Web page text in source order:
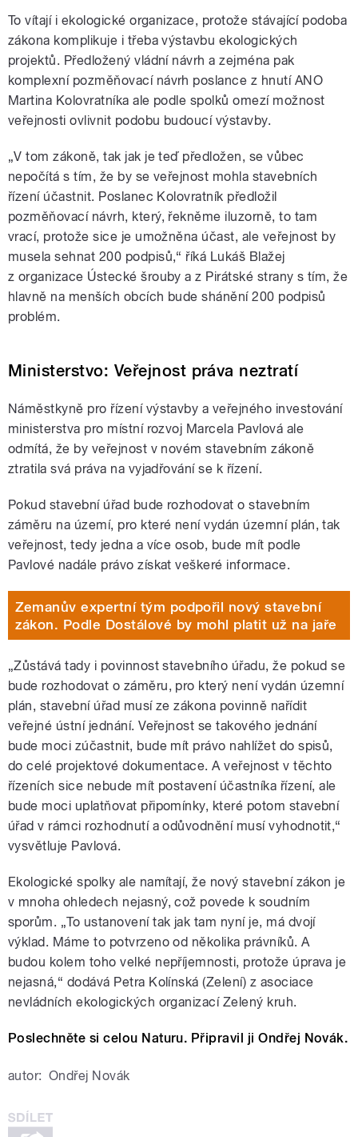
To vítají i ekologické organizace, protože stávající podoba
zákona komplikuje i třeba výstavbu ekologických
projektů. Předložený vládní návrh a zejména pak
komplexní pozměňovací návrh poslance z hnutí ANO
Martina Kolovratníka ale podle spolků omezí možnost
veřejnosti ovlivnit podobu budoucí výstavby.
„V tom zákoně, tak jak je teď předložen, se vůbec
nepočítá s tím, že by se veřejnost mohla stavebních
řízení účastnit. Poslanec Kolovratník předložil
pozměňovací návrh, který, řekněme iluzorně, to tam
vrací, protože sice je umožněna účast, ale veřejnost by
musela sehnat 200 podpisů,“ říká Lukáš Blažej
z organizace Ústecké šrouby a z Pirátské strany s tím, že
hlavně na menších obcích bude shánění 200 podpisů
problém.
Ministerstvo: Veřejnost práva neztratí
Náměstkyně pro řízení výstavby a veřejného investování
ministerstva pro místní rozvoj Marcela Pavlová ale
odmítá, že by veřejnost v novém stavebním zákoně
ztratila svá práva na vyjadřování se k řízení.
Pokud stavební úřad bude rozhodovat o stavebním
záměru na území, pro které není vydán územní plán, tak
veřejnost, tedy jedna a více osob, bude mít podle
Pavlové nadále právo získat veškeré informace.
Zemanův expertní tým podpořil nový stavební
zákon. Podle Dostálové by mohl platit už na jaře
„Zůstává tady i povinnost stavebního úřadu, že pokud se
bude rozhodovat o záměru, pro který není vydán územní
plán, stavební úřad musí ze zákona povinně nařídit
veřejné ústní jednání. Veřejnost se takového jednání
bude moci zúčastnit, bude mít právo nahlížet do spisů,
do celé projektové dokumentace. A veřejnost v těchto
řízeních sice nebude mít postavení účastníka řízení, ale
bude moci uplatňovat připomínky, které potom stavební
úřad v rámci rozhodnutí a odůvodnění musí vyhodnotit,“
vysvětluje Pavlová.
Ekologické spolky ale namítají, že nový stavební zákon je
v mnoha ohledech nejasný, což povede k soudním
sporům. „To ustanovení tak jak tam nyní je, má dvojí
výklad. Máme to potvrzeno od několika právníků. A
budou kolem toho velké nepříjemnosti, protože úprava je
nejasná,“ dodává Petra Kolínská (Zelení) z asociace
nevládních ekologických organizací Zelený kruh.
Poslechněte si celou Naturu. Připravil ji Ondřej Novák.
autor: Ondřej Novák